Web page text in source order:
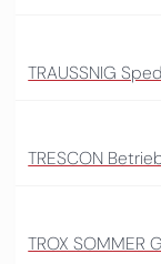
TRAUSSNIG
TRESCON
TROX SOMMER